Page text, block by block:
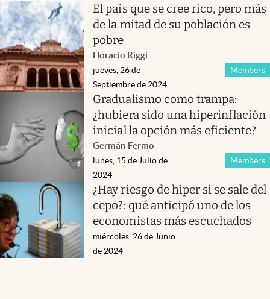
El país que se cree rico, pero más
de la mitad de su población es
pobre
Horacio Riggi
Members
jueves, 26 de
Septiembre de 2024
Gradualismo como trampa:
¿hubiera sido una hiperinflación
inicial la opción más eficiente?
Germán Fermo
Members
lunes, 15 de Julio de
2024
¿Hay riesgo de hiper si se sale del
cepo?: qué anticipó uno de los
economistas más escuchados
miércoles, 26 de Junio
de 2024